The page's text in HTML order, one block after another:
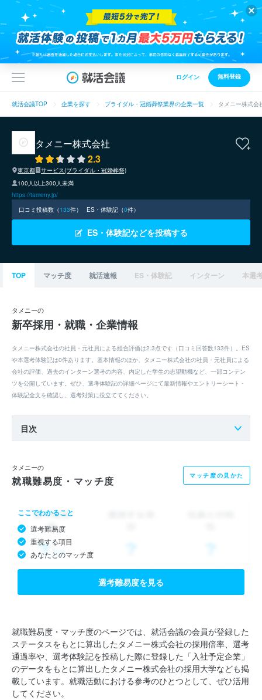
ログイン 無料登録
就活会議TOP 企業を探す ブライダル・冠婚葬祭業界の企業一覧 タメニー株式会
タメニー株式会社
2.3
東京都
サービス(ブライダル・冠婚葬祭)
100人以上300人未満
https://tameny.jp/
口コミ投稿数（133件） ES・体験記（0件）
ES・体験記などを投稿する
TOP マッチ度 就活速報 ES・体験記 インターン 本選
タメニーの
新卒採用・就職・企業情報
タメニー株式会社の社員・元社員による総合評価は2.3点です（口コミ回答数133件）。ES
や本選考体験記は0件あります。基本情報のほか、タメニー株式会社の社員・元社員による
会社の評価、過去のインターン選考の内容、内定した学生の志望動機など、一部コンテン
ツを公開しています。ぜひ、選考体験記の詳細ページにて最新情報やエントリーシート・
体験記全文を確認し、選考対策に役立ててください。
目次
タメニーの
就職難易度・マッチ度 マッチ度の見かた
ここでわかること
選考難易度
重視する項目
あなたとのマッチ度
選考難易度を見る
就職難易度・マッチ度のページでは、就活会議の会員が登録した
ステータスをもとに算出したタメニー株式会社の採用倍率、選考
通過率や、選考体験記を投稿した際に登録した「入社予定企業」
のデータをもとに算出したタメニー株式会社の採用大学なども掲
載しています。就職活動における参考のひとつとして、ぜひ活用
してください。